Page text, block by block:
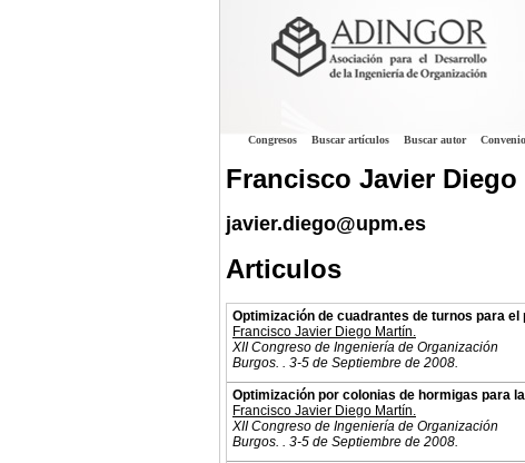
Congresos Buscar artículos Buscar autor
Francisco Javier Diego
javier.diego@upm.es
Articulos
Optimización de cuadrantes de turnos para
Francisco Javier Diego Martín.
XII Congreso de Ingeniería de Organización
Burgos. . 3-5 de Septiembre de 2008.
Optimización por colonias de hormigas para
Francisco Javier Diego Martín.
XII Congreso de Ingeniería de Organización
Burgos. . 3-5 de Septiembre de 2008.